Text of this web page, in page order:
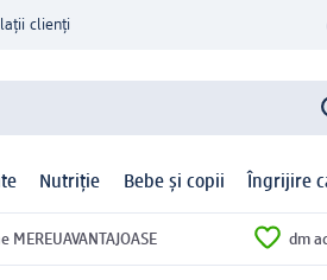
clienți
Nutriție Bebe și copii Îngrijire
dm